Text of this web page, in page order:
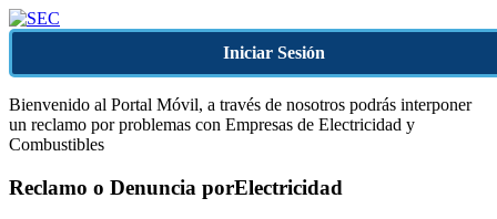
Iniciar Sesión
Bienvenido al Portal Móvil, a través de nosotros podrás interponer
un reclamo por problemas con Empresas de Electricidad y
Combustibles
Reclamo o Denuncia porElectricidad